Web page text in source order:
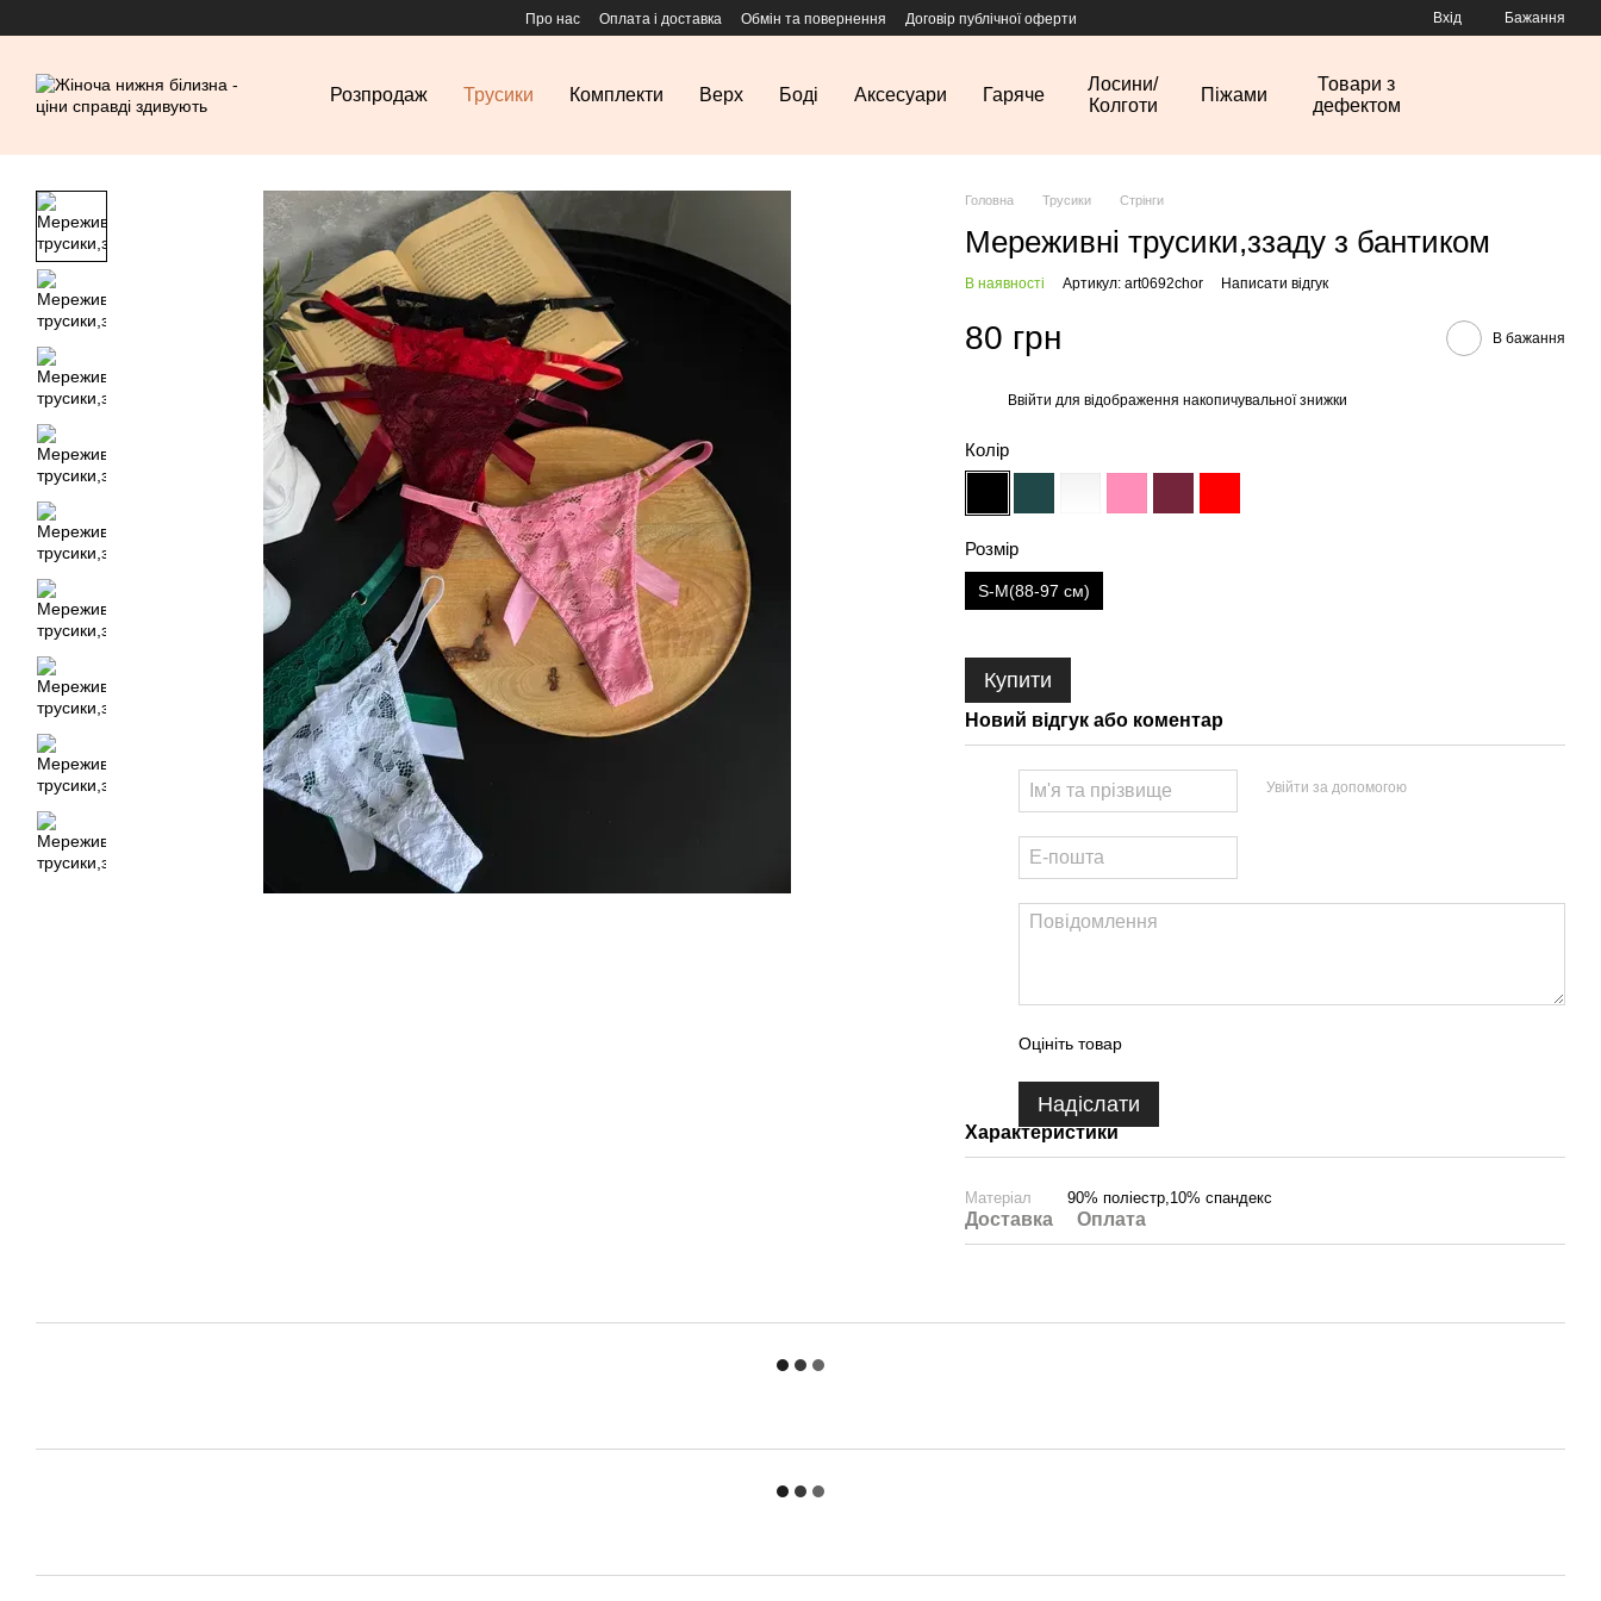
Про нас Оплата і доставка Обмін та повернення Договір публічної оферти Вхід Бажання
Розпродаж Трусики Комплекти Верх Боді Аксесуари Гаряче
Лосини/
Колготи
Піжами
Товари з
дефектом
Головна Трусики Стрінги
Мереживні трусики,ззаду з бантиком
В наявності Артикул: art0692chor Написати відгук
80 грн В бажання
Ввійти для відображення накопичувальної знижки
Колір
Розмір
S-M(88-97 см)
Купити
Новий відгук або коментар
Увійти за допомогою
Оцініть товар
Надіслати
Характеристики
Матеріал 90% поліестр,10% спандекс
Доставка Оплата